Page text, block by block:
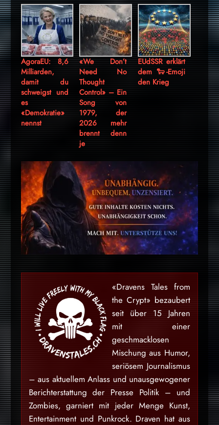
AgoraEU: 8,6
Milliarden,
damit du
schweigst und
es
«Demokratie»
nennst
«We Don’t
Need No
Thought
Control» – Ein
Song von
1979, der
2026 mehr
brennt denn
je
EUdSSR erklärt
dem 🐑-Emoji
den Krieg
«Dravens Tales from
the Crypt» bezaubert
seit über 15 Jahren
mit einer
geschmacklosen
Mischung aus Humor,
seriösem Journalismus
– aus aktuellem Anlass und unausgewogener
Berichterstattung der Presse Politik – und
Zombies, garniert mit jeder Menge Kunst,
Entertainment und Punkrock. Draven hat aus